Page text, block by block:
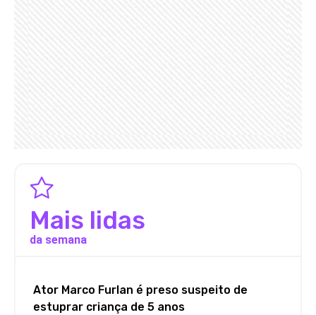
Mais lidas
da semana
Ator Marco Furlan é preso suspeito de
estuprar criança de 5 anos